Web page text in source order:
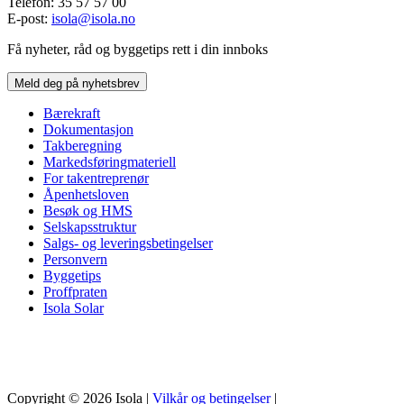
E-post: isola@isola.no
Få nyheter, råd og byggetips rett i din innboks
Meld deg på nyhetsbrev
Bærekraft
Dokumentasjon
Takberegning
Markedsføringmateriell
For takentreprenør
Åpenhetsloven
Besøk og HMS
Selskapsstruktur
Salgs- og leveringsbetingelser
Personvern
Byggetips
Proffpraten
Isola Solar
Copyright © 2026 Isola | Vilkår og betingelser|